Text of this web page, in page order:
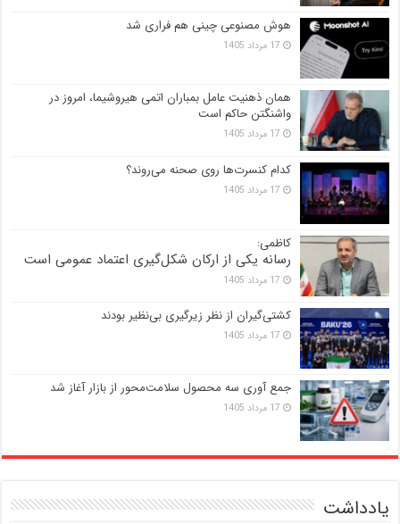
هوش مصنوعی چینی هم فراری شد
17 مرداد 1405
همان ذهنیت عامل بمباران اتمی هیروشیما، امروز در
واشنگتن حاکم است
17 مرداد 1405
کدام کنسرت‌ها روی صحنه می‌روند؟
17 مرداد 1405
کاظمی:
رسانه یکی از ارکان شکل‌گیری اعتماد عمومی است
17 مرداد 1405
کشتی‌گیران از نظر زیرگیری بی‌نظیر بودند
17 مرداد 1405
جمع آوری سه محصول سلامت‌محور از بازار آغاز شد
17 مرداد 1405
یادداشت